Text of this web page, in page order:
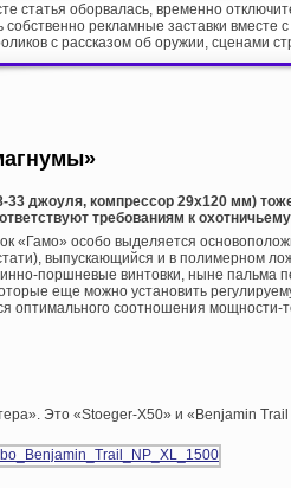
статья оборвалась, временно
собственно рекламные заставки вместе
с рассказом об оружии, сценами
33 джоуля, компрессор 29х120 мм)
требованиям к
«Гамо» особо выделяется
выпускающийся и в полимерном
поршневые винтовки, ныне пальма
еще можно установить
оптимального соотношения мощности-
Это «Stoeger-X50» и «Benjamin